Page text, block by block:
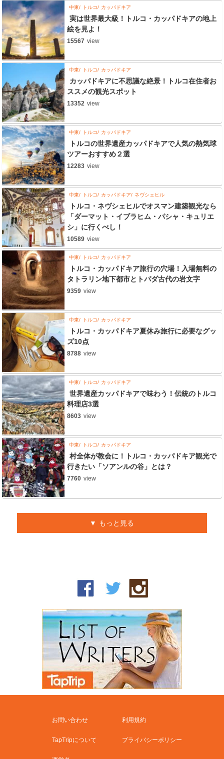
中東 トルコ カッパドキア
実は世界最大級！トルコ・カッパドキアの地上
絵を見よ！
15567 view
中東 トルコ カッパドキア
カッパドキアに不思議な絶景！トルコ在住者お
ススメの観光スポット
13352 view
中東 トルコ カッパドキア
トルコの世界遺産カッパドキアで人気の熱気球
ツアーおすすめ２選
12283 view
中東 トルコ カッパドキア ネヴシェヒル
トルコ・ネヴシェヒルでオスマン建築観光なら
「ダーマット・イブラヒム・パシャ・キュリエ
シ」に行くべし！
10589 view
中東 トルコ カッパドキア
トルコ・カッパドキア旅行の穴場！入場無料の
タトラリン地下都市とトパダ古代の岩文字
9359 view
中東 トルコ カッパドキア
トルコ・カッパドキア夏休み旅行に必要なグッ
ズ10点
8788 view
中東 トルコ カッパドキア
世界遺産カッパドキアで味わう！伝統のトルコ
料理店3選
8603 view
中東 トルコ カッパドキア
村全体が教会に！トルコ・カッパドキア観光で
行きたい「ソアンルの谷」とは？
7760 view
もっと見る
お問い合わせ 利用規約
TapTripについて プライバシーポリシー